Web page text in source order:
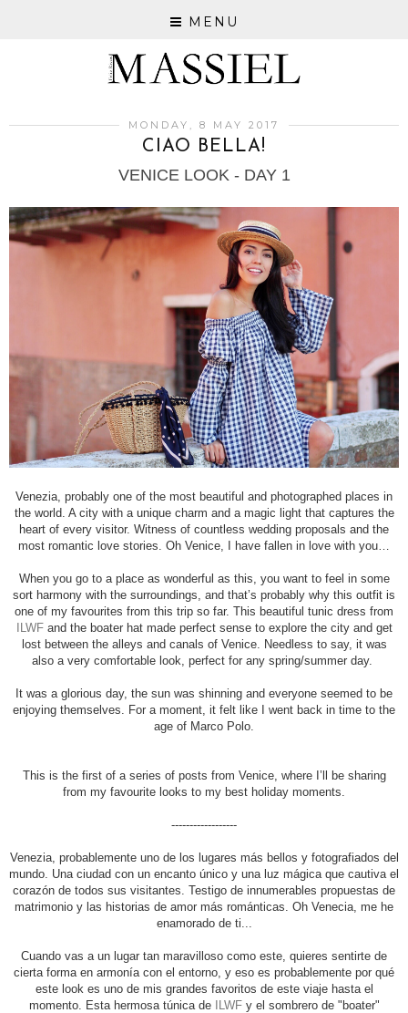
MENU
MONDAY, 8 MAY 2017
CIAO BELLA!
VENICE LOOK - DAY 1
Venezia, probably one of the most beautiful and photographed places in
the world. A city with a unique charm and a magic light that captures the
heart of every visitor. Witness of countless wedding proposals and the
most romantic love stories. Oh Venice, I have fallen in love with you…
When you go to a place as wonderful as this, you want to feel in some
sort harmony with the surroundings, and that’s probably why this outfit is
one of my favourites from this trip so far. This beautiful tunic dress from
ILWFand the boater hat made perfect sense to explore the city and get
lost between the alleys and canals of Venice. Needless to say, it was
also a very comfortable look, perfect for any spring/summer day.
It was a glorious day, the sun was shinning and everyone seemed to be
enjoying themselves. For a moment, it felt like I went back in time to the
age of Marco Polo.
This is the first of a series of posts from Venice, where I’ll be sharing
from my favourite looks to my best holiday moments.
------------------
Venezia, probablemente uno de los lugares más bellos y fotografiados del
mundo. Una ciudad con un encanto único y una luz mágica que cautiva el
corazón de todos sus visitantes. Testigo de innumerables propuestas de
matrimonio y las historias de amor más románticas. Oh Venecia, me he
enamorado de ti...
Cuando vas a un lugar tan maravilloso como este, quieres sentirte de
cierta forma en armonía con el entorno, y eso es probablemente por qué
este look es uno de mis grandes favoritos de este viaje hasta el
momento. Esta hermosa túnica de ILWFy el sombrero de "boater"